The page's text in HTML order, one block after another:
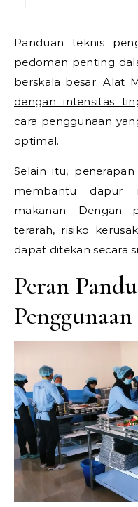
Panduan teknis penggunaan alat MBG menjadi
pedoman penting
berskala besar. Alat
dengan intensitas
cara penggunaan
optimal.
Selain itu,
membantu dapur
makanan. Dengan
terarah, risiko
dapat ditekan secara
Peran